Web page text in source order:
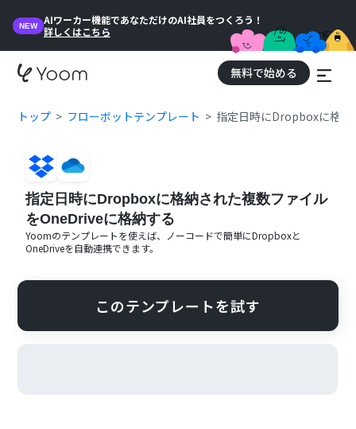
NEW
AIワーカー機能であなただけのAI社員をつくろう！
詳しくはこちら
無料で始める
トップ フローボットテンプレート 指定日時にDropboxに格納
指定日時にDropboxに格納された複数ファイル
をOneDriveに格納する
Yoomのテンプレートを使えば、ノーコードで簡単にDropboxと
OneDriveを自動連携できます。
このテンプレートを試す